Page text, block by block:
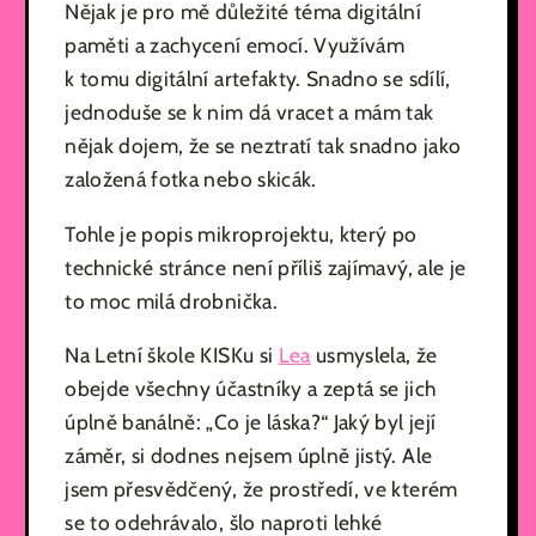
Nějak je pro mě důležité téma digitální
paměti a zachycení emocí. Využívám
k tomu digitální artefakty. Snadno se sdílí,
jednoduše se k nim dá vracet a mám tak
nějak dojem, že se neztratí tak snadno jako
založená fotka nebo skicák.
Tohle je popis mikroprojektu, který po
technické stránce není příliš zajímavý, ale je
to moc milá drobnička.
Na Letní škole KISKu si Lea usmyslela, že
obejde všechny účastníky a zeptá se jich
úplně banálně: „Co je láska?“ Jaký byl její
záměr, si dodnes nejsem úplně jistý. Ale
jsem přesvědčený, že prostředí, ve kterém
se to odehrávalo, šlo naproti lehké